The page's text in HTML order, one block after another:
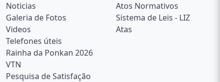
Noticias
Galeria de Fotos
Videos
Telefones úteis
Rainha da Ponkan 2026
VTN
Pesquisa de Satisfação
Atos Normativos
Sistema de Leis - LIZ
Atas